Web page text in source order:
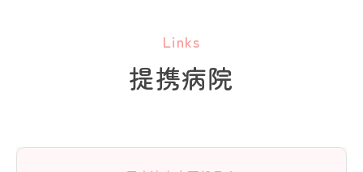
Links
提携病院